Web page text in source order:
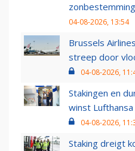
04-08-2026, 13:54
Brussels
streep door
04-08-2026,
Stakingen en
winst
04-08-2026,
Staking dreigt